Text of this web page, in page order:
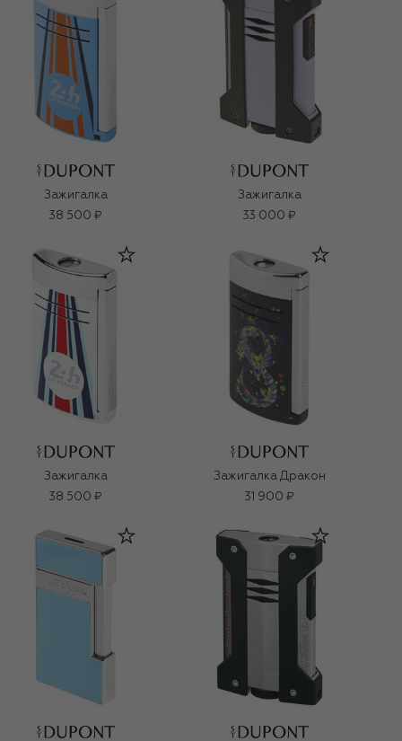
Зажигалка
38 500 ₽
Зажигалка
33 000 ₽
Зажигалка
38 500 ₽
Зажигалка Дракон
31 900 ₽